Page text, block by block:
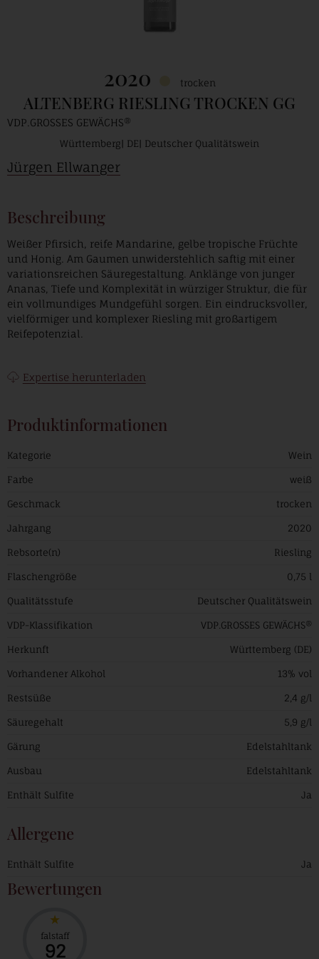
2020 trocken
ALTENBERG RIESLING TROCKEN GG
VDP.GROSSES GEWÄCHS®
Württemberg DE Deutscher Qualitätswein
Jürgen Ellwanger
Beschreibung
Weißer Pfirsich, reife Mandarine, gelbe tropische Früchte
und Honig. Am Gaumen unwiderstehlich saftig mit einer
variationsreichen Säuregestaltung. Anklänge von junger
Ananas, Tiefe und Komplexität in würziger Struktur, die für
ein vollmundiges Mundgefühl sorgen. Ein eindrucksvoller,
vielförmiger und komplexer Riesling mit großartigem
Reifepotenzial.
Expertise herunterladen
Produktinformationen
Kategorie Wein
Farbe weiß
Geschmack trocken
Jahrgang 2020
Rebsorte(n) Riesling
Flaschengröße 0,75 l
Qualitätsstufe Deutscher Qualitätswein
VDP-Klassifikation VDP.GROSSES GEWÄCHS®
Herkunft Württemberg (DE)
Vorhandener Alkohol 13% vol
Restsüße 2,4 g/l
Säuregehalt 5,9 g/l
Gärung Edelstahltank
Ausbau Edelstahltank
Enthält Sulfite Ja
Allergene
Enthält Sulfite Ja
Bewertungen
falstaff
92